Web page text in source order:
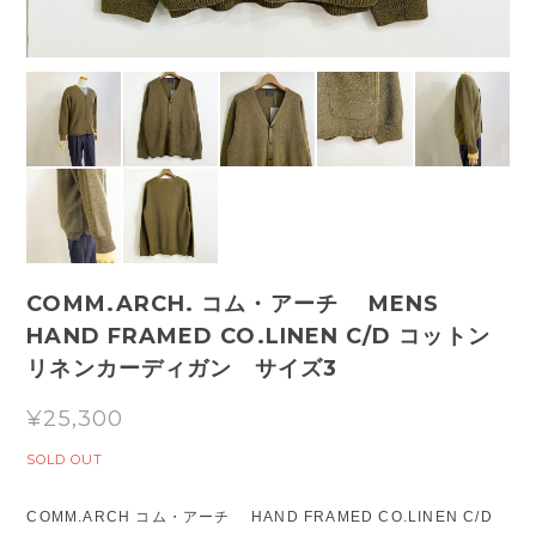
COMM.ARCH. コム・アーチ MENS
HAND FRAMED CO.LINEN C/D コットン
リネンカーディガン サイズ3
¥25,300
SOLD OUT
COMM.ARCH コム・アーチ HAND FRAMED CO.LINEN C/D